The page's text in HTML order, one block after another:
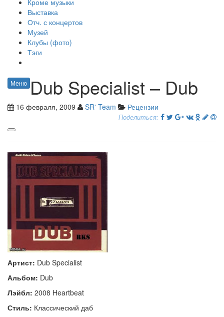
Кроме музыки
Выставка
Отч. с концертов
Музей
Клубы (фото)
Тэги
Меню Dub Specialist – Dub
16 февраля, 2009 SR' Team Рецензии
Поделиться:
Артист: Dub Specialist
Альбом: Dub
Лэйбл: 2008 Heartbeat
Стиль: Классический даб